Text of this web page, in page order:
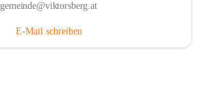
gemeinde@viktorsberg.at
E-Mail schreiben